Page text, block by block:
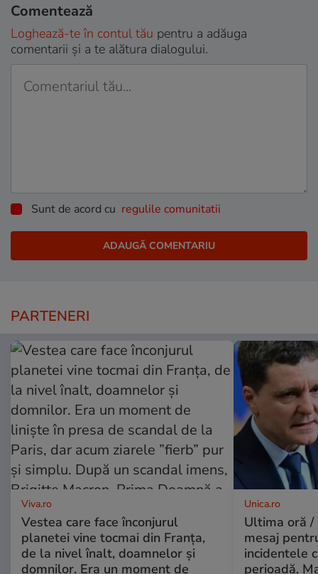
Comentează
Loghează-te în contul tău pentru a adăuga
comentarii și a te alătura dialogului.
Sunt de acord cu regulile comunitatii
PARTENERI
Viva.ro
Vestea care face înconjurul
planetei vine tocmai din Franța,
de la nivel înalt, doamnelor și
domnilor. Era un moment de
Unica.ro
Ultima oră /
mesaj
incidentele
perioadă.